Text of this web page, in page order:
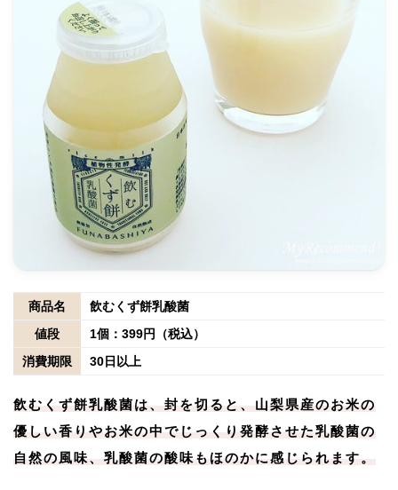
商品名
飲むくず餅乳酸菌
値段
1個：399円（税込）
消費期限
30日以上
飲むくず餅乳酸菌は、封を切ると、山梨県産のお米の
優しい香りやお米の中でじっくり発酵させた乳酸菌の
自然の風味、乳酸菌の酸味もほのかに感じられます。